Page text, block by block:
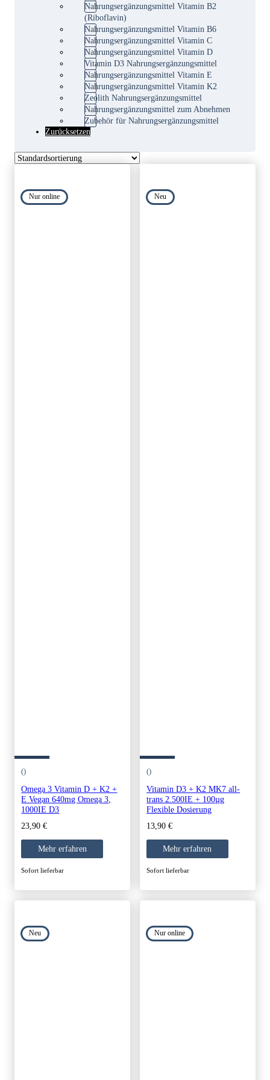
Nahrungsergänzungsmittel Vitamin B2
(Riboflavin)
Nahrungsergänzungsmittel Vitamin B6
Nahrungsergänzungsmittel Vitamin C
Nahrungsergänzungsmittel Vitamin D
Vitamin D3 Nahrungsergänzungsmittel
Nahrungsergänzungsmittel Vitamin E
Nahrungsergänzungsmittel Vitamin K2
Zeolith Nahrungsergänzungsmittel
Nahrungsergänzungsmittel zum Abnehmen
Zubehör für Nahrungsergänzungsmittel
Zurücksetzen
()
Omega 3 Vitamin D + K2 +
E Vegan 640mg Omega 3,
1000IE D3
23,90€
Mehr erfahren
Sofort lieferbar
Nur online
()
Vitamin D3 + K2 MK7 all-
trans 2.500IE + 100µg
Flexible Dosierung
13,90€
Mehr erfahren
Sofort lieferbar
Neu
Neu Nur online